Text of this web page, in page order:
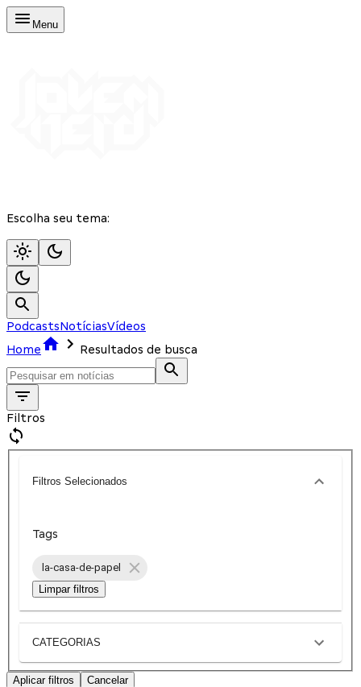
Menu
Escolha seu tema:
PodcastsNotíciasVídeos
Home
Resultados de busca
Filtros
Filtros Selecionados
Tags
la-casa-de-papel
Limpar filtros
CATEGORIAS
Aplicar filtros Cancelar